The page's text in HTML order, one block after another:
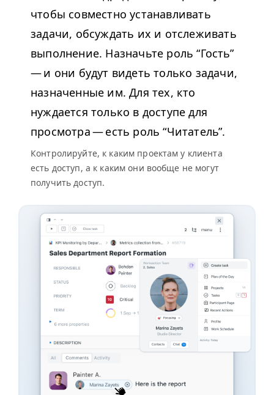
чтобы совместно устанавливать
задачи, обсуждать их и отслеживать
выполнение. Назначьте роль“Гость”
— и они будут видеть только задачи,
назначенные им. Для тех, кто
нуждается только в доступе для
просмотра — есть роль“Читатель”.
Контролируйте, к каким проектам у клиента
есть доступ, а к каким они вообще не могут
получить доступ.